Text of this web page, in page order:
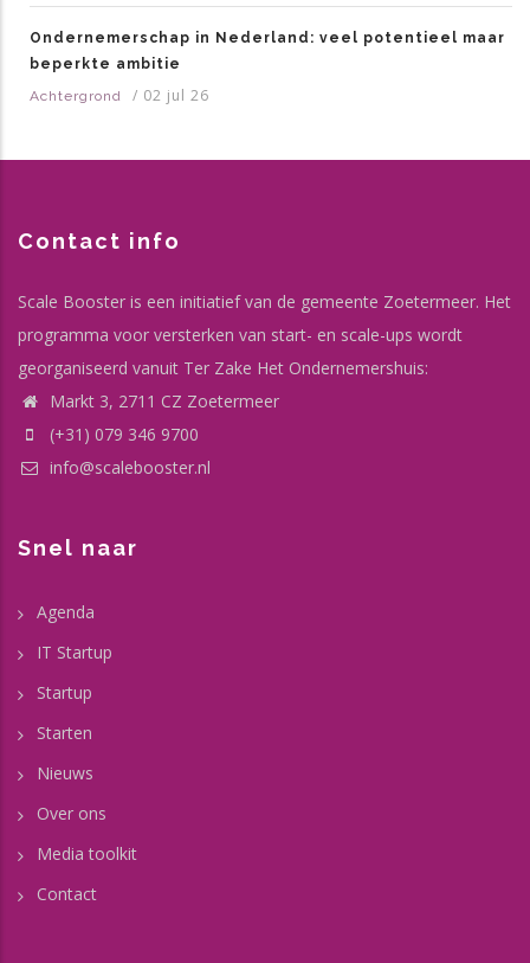
Ondernemerschap in Nederland: veel potentieel maar
beperkte ambitie
Achtergrond
/ 02 jul 26
Contact info
Scale Booster is een initiatief van de gemeente Zoetermeer. Het
programma voor versterken van start- en scale-ups wordt
georganiseerd vanuit Ter Zake Het Ondernemershuis:
Markt 3, 2711 CZ Zoetermeer
(+31) 079 346 9700
info@scalebooster.nl
Snel naar
Agenda
IT Startup
Startup
Starten
Nieuws
Over ons
Media toolkit
Contact